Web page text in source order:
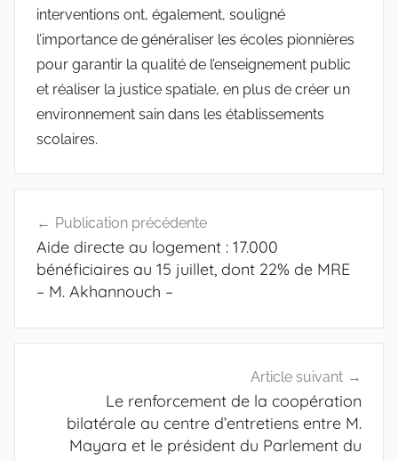
interventions ont, également, souligné
l’importance de généraliser les écoles pionnières
pour garantir la qualité de l’enseignement public
et réaliser la justice spatiale, en plus de créer un
environnement sain dans les établissements
scolaires.
de
l’article
Publication précédente
Aide directe au logement : 17.000
bénéficiaires au 15 juillet, dont 22% de MRE
– M. Akhannouch –
Article suivant
Le renforcement de la coopération
bilatérale au centre d’entretiens entre M.
Mayara et le président du Parlement du